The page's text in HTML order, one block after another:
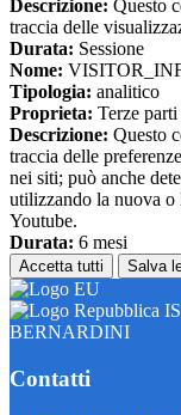
Descrizione: Questo
traccia delle
Durata: Sessione
Nome:
Tipologia: analitico
Proprieta: Terze parti
Descrizione: Questo
traccia delle
nei siti; può anche
utilizzando la nuova o
Youtube.
Durata: 6 mesi
Accetta tutti Salva
BERNARDINI
Contatti